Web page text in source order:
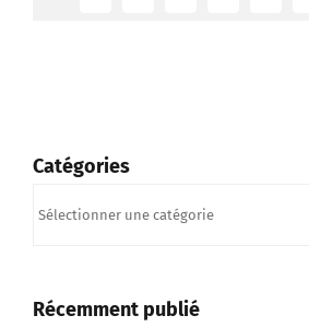
Catégories
Récemment publié